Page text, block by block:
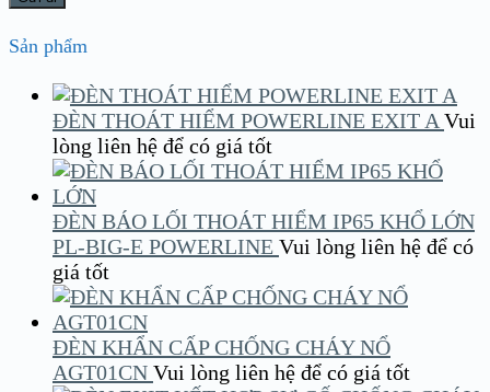
Sản phẩm
ĐÈN THOÁT HIỂM POWERLINE EXIT A Vui
lòng liên hệ để có giá tốt
ĐÈN BÁO LỐI THOÁT HIỂM IP65 KHỔ LỚN
PL-BIG-E POWERLINE Vui lòng liên hệ để có
giá tốt
ĐÈN KHẨN CẤP CHỐNG CHÁY NỔ
AGT01CN Vui lòng liên hệ để có giá tốt